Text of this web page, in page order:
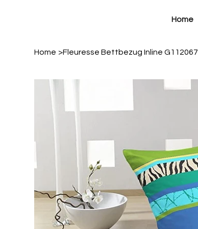
Home
Home >Fleuresse Bettbezug Inline G112067